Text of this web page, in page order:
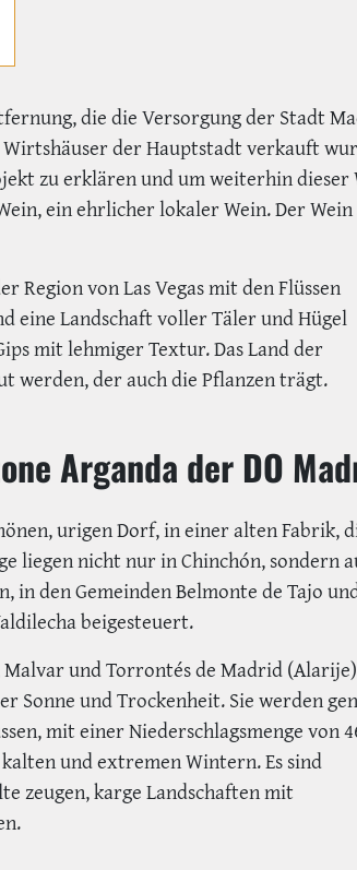
die die Versorgung der Stadt
der Hauptstadt verkauft
zu erklären und um weiterhin dieser
ein ehrlicher lokaler Wein. Der Wein
Region von Las Vegas mit den Flüssen
eine Landschaft voller Täler und Hügel
mit lehmiger Textur. Das Land der
werden, der auch die Pflanzen trägt.
Arganda der DO
urigen Dorf, in einer alten Fabrik,
liegen nicht nur in Chinchón, sondern
in den Gemeinden Belmonte de Tajo
beigesteuert.
und Torrontés de Madrid
Sonne und Trockenheit. Sie werden
mit einer Niederschlagsmenge von
und extremen Wintern. Es sind
zeugen, karge Landschaften mit